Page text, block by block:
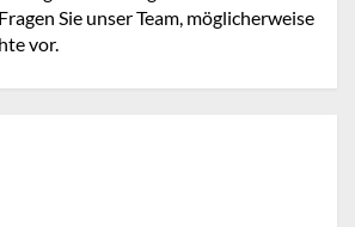
Sie unser Team, möglicherweise
vor.